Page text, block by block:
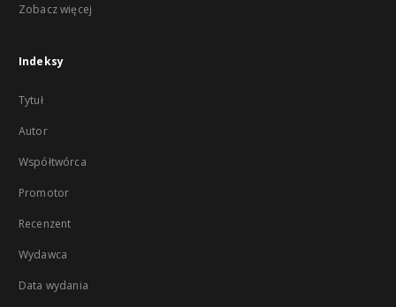
Zobacz więcej
Indeksy
Tytuł
Autor
Współtwórca
Promotor
Recenzent
Wydawca
Data wydania